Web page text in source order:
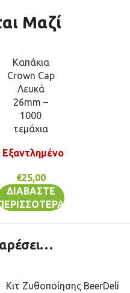
Μαζί
Καπάκια
Crown Cap
Λευκά
26mm –
1000
τεμάχια
Εξαντλημένο
€25,00
ΔΙΑΒΆΣΤΕ
Κιτ Ζυθοποίησης BeerDeli